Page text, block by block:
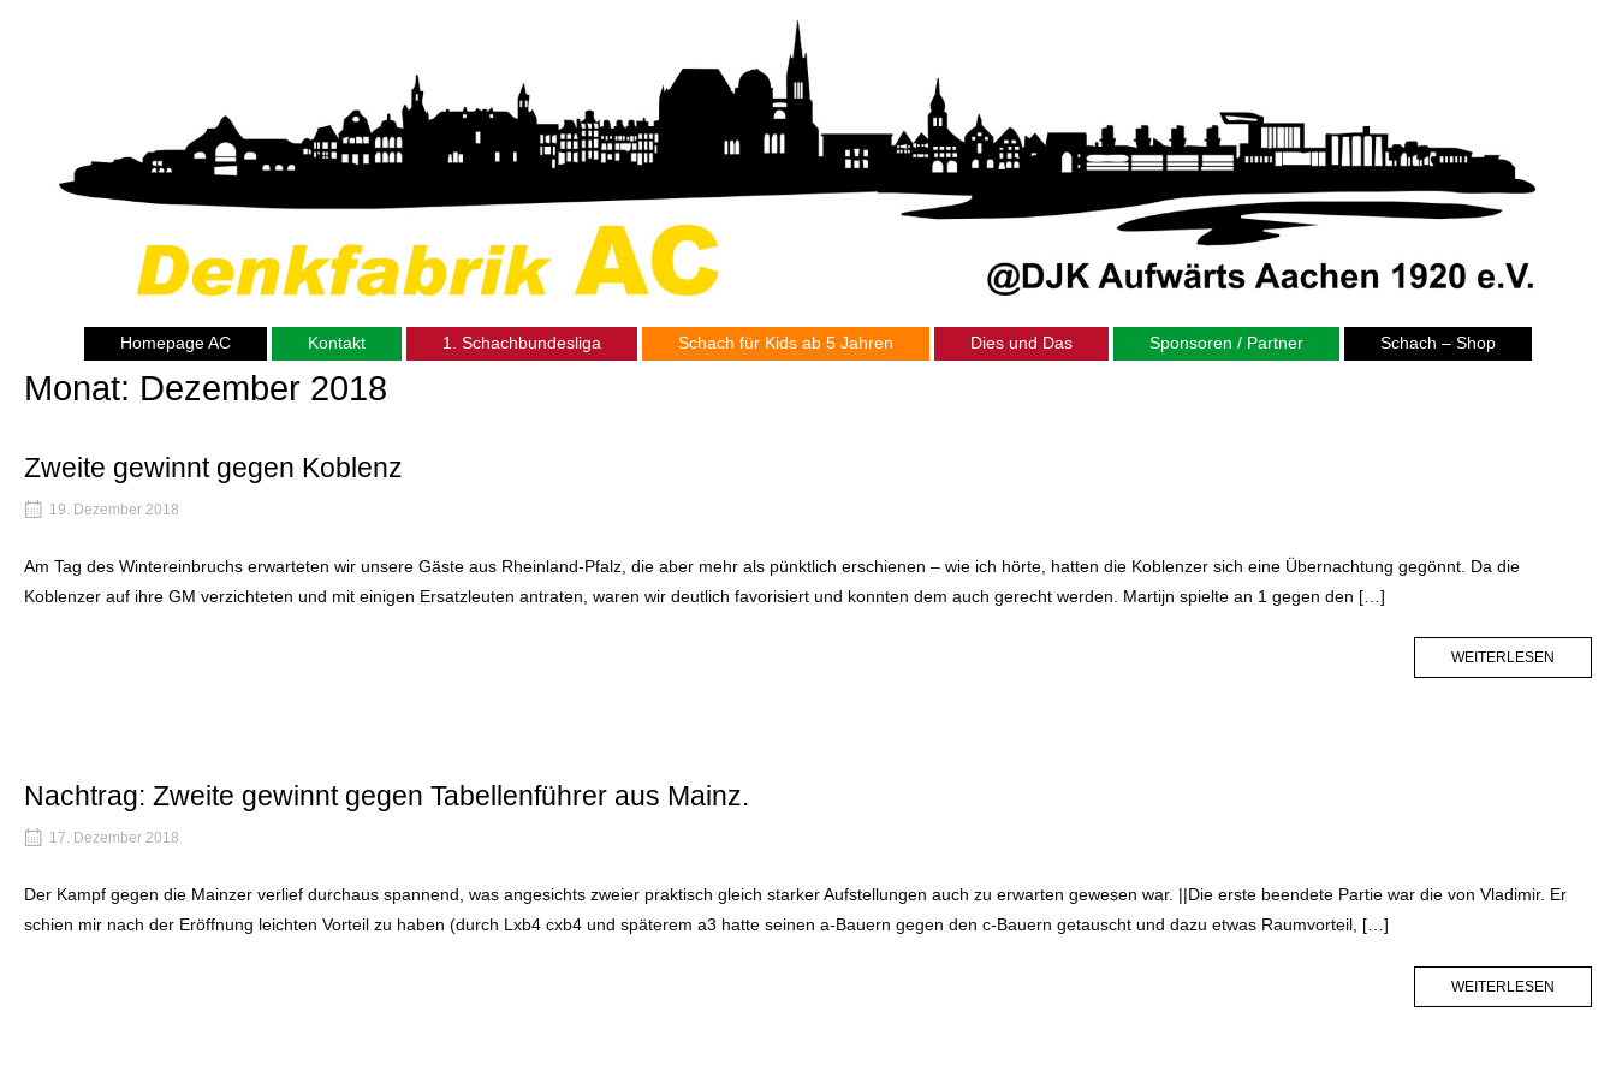
Homepage AC Kontakt 1. Schachbundesliga Schach für Kids ab 5 Jahren Dies und Das Sponsoren / Partner Schach – Shop
Monat: Dezember 2018
Zweite gewinnt gegen Koblenz
19. Dezember 2018
Am Tag des Wintereinbruchs erwarteten wir unsere Gäste aus Rheinland-Pfalz, die aber mehr als pünktlich erschienen – wie ich hörte, hatten die Koblenzer sich eine Übernachtung gegönnt. Da die
Koblenzer auf ihre GM verzichteten und mit einigen Ersatzleuten antraten, waren wir deutlich favorisiert und konnten dem auch gerecht werden. Martijn spielte an 1 gegen den […]
WEITERLESEN
Nachtrag: Zweite gewinnt gegen Tabellenführer aus Mainz.
17. Dezember 2018
Der Kampf gegen die Mainzer verlief durchaus spannend, was angesichts zweier praktisch gleich starker Aufstellungen auch zu erwarten gewesen war. ||Die erste beendete Partie war die von Vladimir. Er
schien mir nach der Eröffnung leichten Vorteil zu haben (durch Lxb4 cxb4 und späterem a3 hatte seinen a-Bauern gegen den c-Bauern getauscht und dazu etwas Raumvorteil, […]
WEITERLESEN